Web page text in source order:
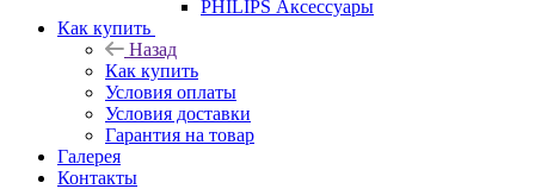
PHILIPS Аксессуары
Как купить
Назад
Как купить
Условия оплаты
Условия доставки
Гарантия на товар
Галерея
Контакты